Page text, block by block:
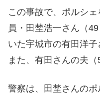
この事故で、ポルシ
員・田埜浩一さん（
いた宇城市の有田洋子
また、有田さんの夫（
警察は、田埜さんの